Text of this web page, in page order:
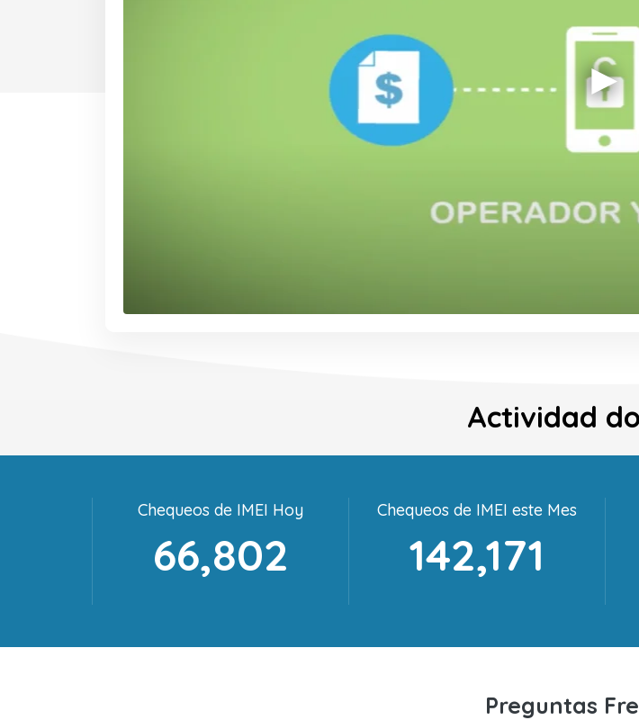
Actividad
Chequeos de IMEI Hoy
66,802
Chequeos de IMEI este Mes
142,171
Preguntas